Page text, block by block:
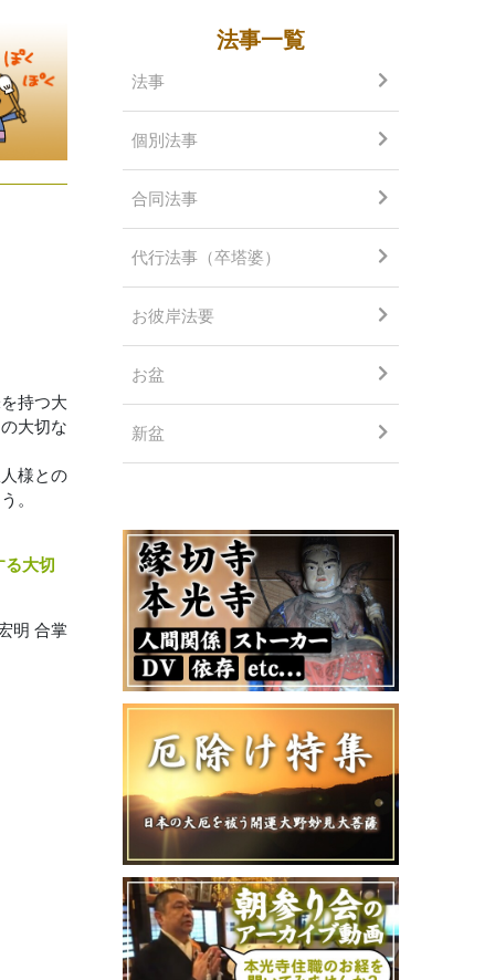
持つ大
大切な
様との
。
る大切
明 合掌
法事一覧
法事
個別法事
合同法事
代行法事（卒塔婆）
お彼岸法要
お盆
新盆